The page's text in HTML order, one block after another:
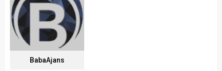
BabaAjans